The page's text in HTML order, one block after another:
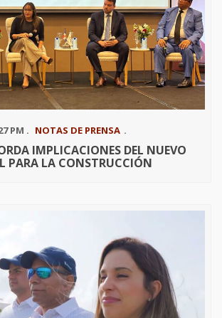
PM . NOTAS DE PRENSA .
IMPLICACIONES DEL NUEVO
PARA LA CONSTRUCCIÓN